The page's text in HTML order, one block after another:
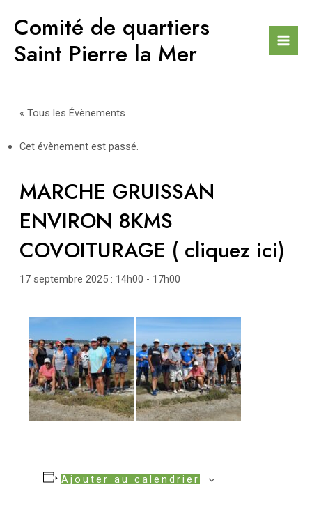
Comité de quartiers
Saint Pierre la Mer
« Tous les Évènements
Cet évènement est passé.
MARCHE GRUISSAN
ENVIRON 8KMS
COVOITURAGE ( cliquez ici)
17 septembre 2025 : 14h00 - 17h00
Ajouter au calendrier